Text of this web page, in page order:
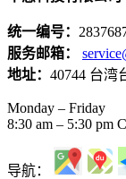
统一编号：
服务邮箱：
地址： 40744 台湾
Monday – Friday
8:30 am – 5:30 pm
导航：